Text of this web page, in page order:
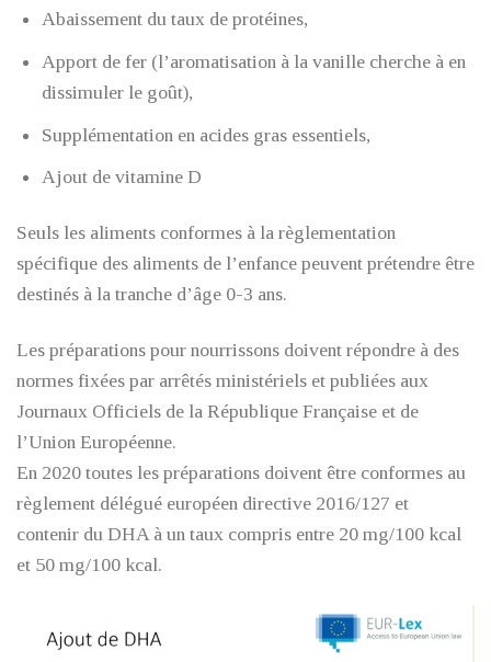
Abaissement du taux de protéines,
Apport de fer (l’aromatisation à la vanille cherche à en
dissimuler le goût),
Supplémentation en acides gras essentiels,
Ajout de vitamine D
Seuls les aliments conformes à la règlementation
spécifique des aliments de l’enfance peuvent prétendre être
destinés à la tranche d’âge 0-3 ans.
Les préparations pour nourrissons doivent répondre à des
normes fixées par arrêtés ministériels et publiées aux
Journaux Officiels de la République Française et de
l’Union Européenne.
En 2020 toutes les préparations doivent être conformes au
règlement délégué européen directive 2016/127 et
contenir du DHA à un taux compris entre 20 mg/100 kcal
et 50 mg/100 kcal.